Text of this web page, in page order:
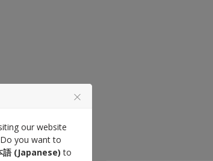
our website
you want to
語 (Japanese) to